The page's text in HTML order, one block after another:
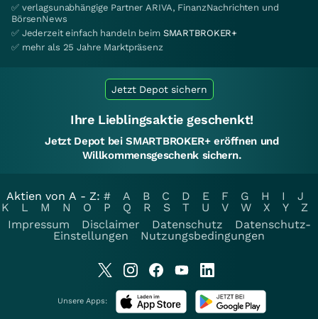
✅ verlagsunabhängige Partner ARIVA, FinanzNachrichten und
BörsenNews
✅ Jederzeit einfach handeln beim SMARTBROKER+
✅ mehr als 25 Jahre Marktpräsenz
Jetzt Depot sichern
Ihre Lieblingsaktie geschenkt!
Jetzt Depot bei SMARTBROKER+ eröffnen und
Willkommensgeschenk sichern.
Aktien von A - Z: # A B C D E F G H I
J
K
L M N O P Q R S T U V W X Y
Z
Impressum
Disclaimer Datenschutz
Datenschutz-
Einstellungen
Nutzungsbedingungen
Unsere Apps: